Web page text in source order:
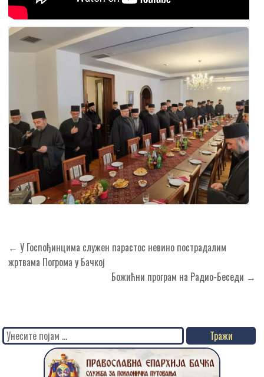
Кретање
чланка
← У Госпођинцима служен парастос невино пострадалим
жртвама Погрома у Бачкој
Божићни програм на Радио-Беседи →
Search
for: